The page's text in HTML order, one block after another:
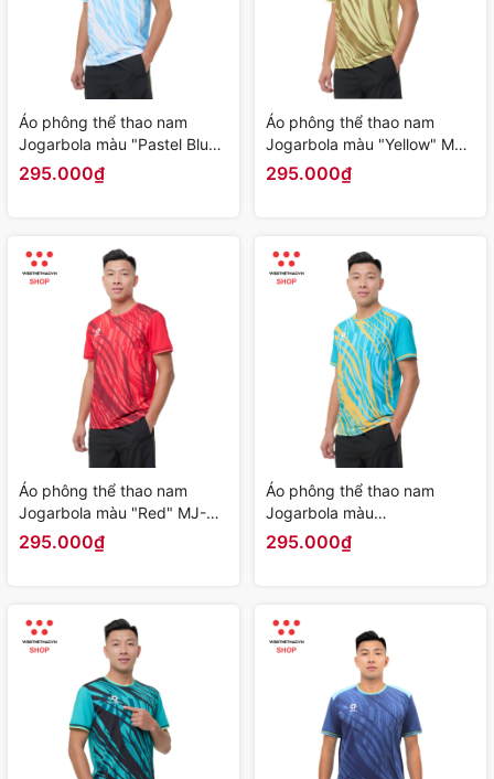
Áo phông thể thao nam
Jogarbola màu "Pastel Blue"
MJ-A430-06 - Hàng Chính
295.000₫
Áo phông thể thao nam
Jogarbola màu "Yellow" MJ-
A430-05 - Hàng Chính Hãng
295.000₫
Áo phông thể thao nam
Jogarbola màu "Red" MJ-
A430-04 - Hàng Chính Hãng
295.000₫
Áo phông thể thao nam
Jogarbola màu
"Green/Yellow" MJ-A430-03
- Hàng Chính Hãng
295.000₫